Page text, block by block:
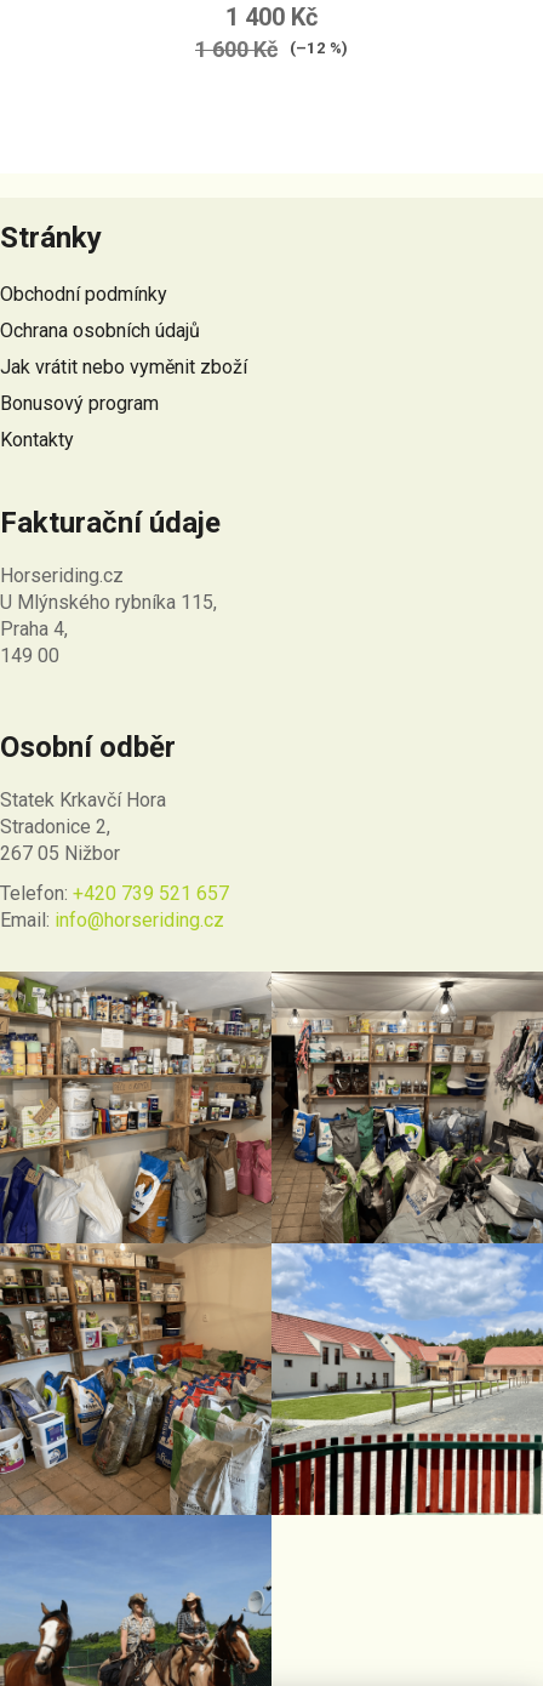
1 400 Kč
1 600 Kč (–12 %)
á
p
a
í
Stránky
Obchodní podmínky
Ochrana osobních údajů
Jak vrátit nebo vyměnit zboží
Bonusový program
Kontakty
Fakturační údaje
Horseriding.cz
U Mlýnského rybníka 115,
Praha 4,
149 00
Osobní odběr
Statek Krkavčí Hora
Stradonice 2,
267 05 Nižbor
Telefon: +420 739 521 657
Email: info@horseriding.cz